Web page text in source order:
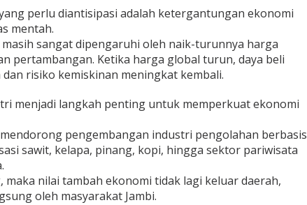
perlu diantisipasi adalah ketergantungan ekonomi
mentah.
masih sangat dipengaruhi oleh naik-turunnya harga
pertambangan. Ketika harga global turun, daya beli
risiko kemiskinan meningkat kembali.
menjadi langkah penting untuk memperkuat ekonomi
pengembangan industri pengolahan berbasis
sawit, kelapa, pinang, kopi, hingga sektor pariwisata
maka nilai tambah ekonomi tidak lagi keluar daerah,
oleh masyarakat Jambi.